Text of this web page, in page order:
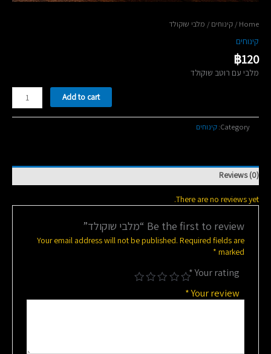
Home
/ קינוחים / מלבי שוקולד
קינוחים
฿120
מלבי עם רוטב שוקולד
שוקולד
quantity
Add to cart
Category: קינוחים
Reviews (0)
There are no reviews yet.
Be the first to review “מלבי שוקולד”
Your email address will not be published. Required fields are
marked
*
Your rating
*
Your review
*